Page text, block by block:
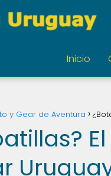
Inicio
y Gear de Aventura